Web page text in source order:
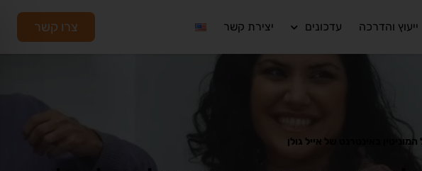
ייעוץ והדרכה עדכונים יצירת קשר צרו קשר